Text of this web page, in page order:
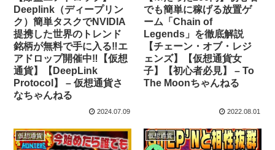
Deeplink（ディープリン
ク）簡単タスクでNVIDIA
提携した世界のトレンド
銘柄が無料で手に入る‼エ
アドロップ開催中‼【仮想
通貨】【DeepLink
Protocol】 – 仮想通貨さ
なちゃんねる
2024.07.09
でも簡単に稼げる放置ゲ
ーム「Chain of
Legends」を徹底解説
【チェーン・オブ・レジ
ェンズ】【仮想通貨女
子】【初心者必見】 – To
The Moonちゃんねる
2022.08.01
仮想通貨 仮想通貨